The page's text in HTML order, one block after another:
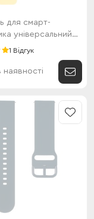
для смарт-
універсальний
style (22мм)
1 Відгук
наявності